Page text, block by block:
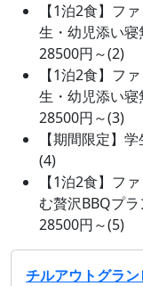
【1泊2食】フ
生・幼児添い
28500円～(2)
【1泊2食】フ
生・幼児添い
28500円～(3)
【期間限定】
(4)
【1泊2食】フ
む贅沢BBQプ
28500円～(5)
チルアウトグラ